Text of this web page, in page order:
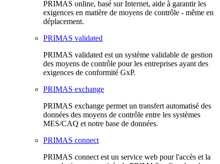
PRIMAS online, basé sur Internet, aide à garantir les
exigences en matière de moyens de contrôle - même en
déplacement.
PRIMAS validated
PRIMAS validated est un système validable de gestion
des moyens de contrôle pour les entreprises ayant des
exigences de conformité GxP.
PRIMAS exchange
PRIMAS exchange permet un transfert automatisé des
données des moyens de contrôle entre les systèmes
MES/CAQ et notre base de données.
PRIMAS connect
PRIMAS connect est un service web pour l'accès et la